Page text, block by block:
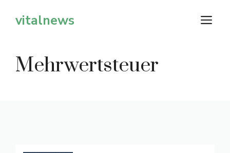
Inhaltvitalnews
Mehrwertsteuer